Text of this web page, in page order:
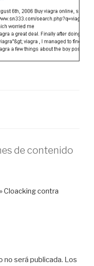
de contenido
Cloacking contra
no será publicada. Los